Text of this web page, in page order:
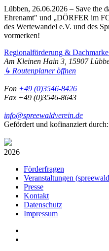
Lübben, 26.06.2026 – Save the
Ehrenamt" und „DÖRFER im
des Wertewandel e.V. und des
vormerken!
Regionalförderung &
Am Kleinen Hain 3, 15907
↳ Routenplaner öffnen
Fon +49 (0)3546-8426
Fax +49 (0)3546-8643
info@spreewaldverein.de
Gefördert und kofinanziert durch:
2026
Förderfragen
Veranstaltungen
Presse
Kontakt
Datenschutz
Impressum